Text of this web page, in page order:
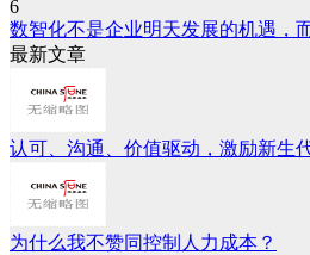
6
数智化不是企业明天发展的机遇，
最新文章
认可、沟通、价值驱动，激励新生
为什么我不赞同控制人力成本？